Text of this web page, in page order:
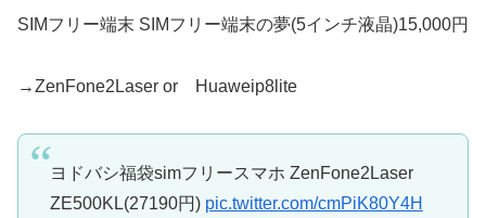
SIMフリー端末 SIMフリー端末の夢(5インチ液晶)15,000円
→ZenFone2Laser or Huaweip8lite
ヨドバシ福袋simフリースマホ ZenFone2Laser
ZE500KL(27190円) pic.twitter.com/cmPiK80Y4H